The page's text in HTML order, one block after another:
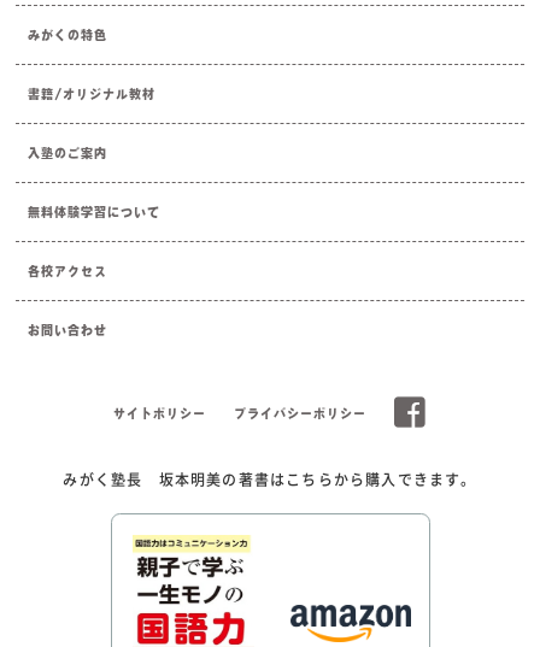
みがくの特色
書籍/オリジナル教材
入塾のご案内
無料体験学習について
各校アクセス
お問い合わせ
サイトポリシー プライバシーポリシー
みがく塾長 坂本明美の著書はこちらから購入できます。